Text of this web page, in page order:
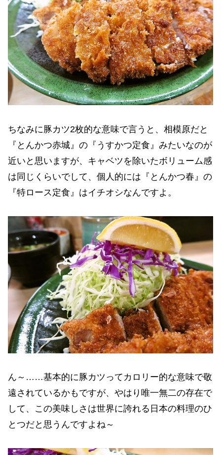
ちなみに豚カツ2枚的な意味で言うと、相模原だと
『とんかつ赤城』の『うすかつ定食』みたいなのが
近いと思いますが、キャベツを除いたボリューム感
は同じくらいでして、個人的には『とんかつ春』の
『特ロース定食』はイチオシなんですよ。
ん～……基本的に豚カツってカロリー的な意味で敬
遠されているかもですが、やはり唯一無二の存在で
して、この美味しさは世界に誇れる日本の料理のひ
とつだと思うんですよね～